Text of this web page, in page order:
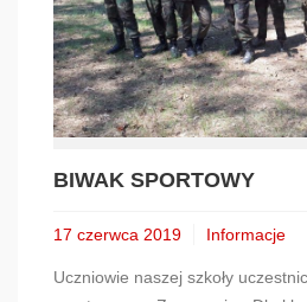
BIWAK SPORTOWY
17 czerwca 2019 Informacje
Uczniowie naszej szkoły